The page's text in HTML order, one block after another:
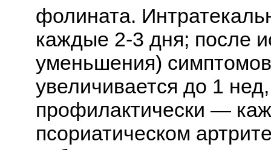
фолината.
каждые 2-3 дня; после
уменьшения)
увеличивается до 1
профилактически —
псориатическом